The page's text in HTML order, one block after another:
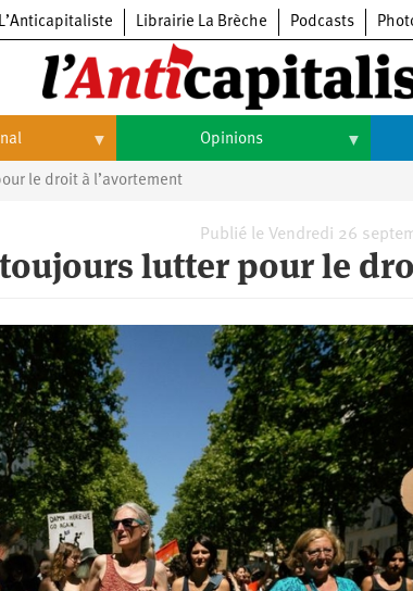
L’Anticapitaliste Librairie La Brèche Podcasts
Opinions
Opinions
le droit à l’avortement
Publié le Vendredi 26
lutter pour le